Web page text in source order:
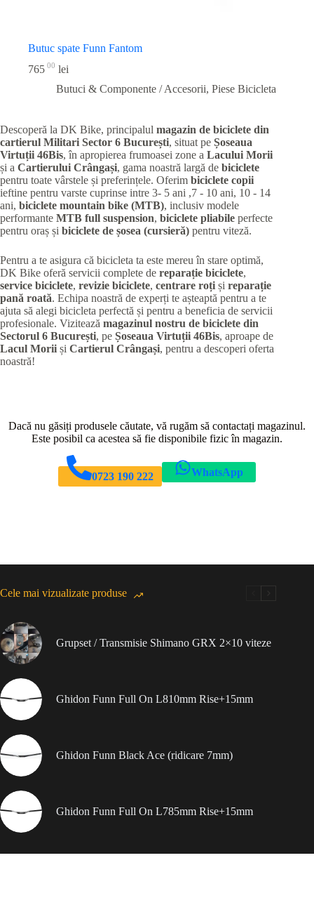
Butuc spate Funn Fantom
765 00 lei
Butuci & Componente / Accesorii, Piese Bicicleta
Descoperă la DK Bike, principalul magazin de biciclete din
cartierul Militari Sector 6 București, situat pe Șoseaua
Virtuții 46Bis, în apropierea frumoasei zone a Lacului Morii
și a Cartierului Crângași, gama noastră largă de biciclete
pentru toate vârstele și preferințele. Oferim biciclete copii
ieftine pentru varste cuprinse intre 3- 5 ani ,7 - 10 ani, 10 - 14
ani, biciclete mountain bike (MTB), inclusiv modele
performante MTB full suspension, biciclete pliabile perfecte
pentru oraș și biciclete de șosea (cursieră) pentru viteză.
Pentru a te asigura că bicicleta ta este mereu în stare optimă,
DK Bike oferă servicii complete de reparație biciclete,
service biciclete, revizie biciclete, centrare roți și reparație
pană roată. Echipa noastră de experți te așteaptă pentru a te
ajuta să alegi bicicleta perfectă și pentru a beneficia de servicii
profesionale. Vizitează magazinul nostru de biciclete din
Sectorul 6 București, pe Șoseaua Virtuții 46Bis, aproape de
Lacul Morii și Cartierul Crângași, pentru a descoperi oferta
noastră!
Dacă nu găsiți produsele căutate, vă rugăm să contactați magazinul.
Este posibil ca acestea să fie disponibile fizic în magazin.
0723 190 222 WhatsApp
Cele mai vizualizate produse
Grupset / Transmisie Shimano GRX 2×10 viteze
Ghidon Funn Full On L810mm Rise+15mm
Ghidon Funn Black Ace (ridicare 7mm)
Ghidon Funn Full On L785mm Rise+15mm